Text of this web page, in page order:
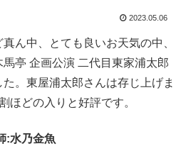
2023.05.06
ん中、とても良いお天気の中、
亭 企画公演 二代目東家浦太郎
。東屋浦太郎さんは存じ上げま
ほどの入りと好評です。
:水乃金魚